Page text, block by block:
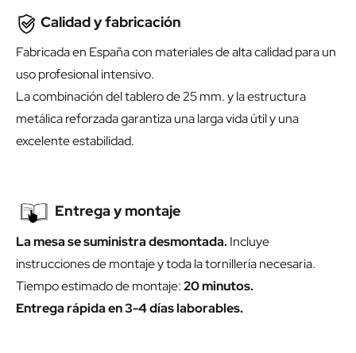
Calidad y fabricación
Fabricada en España con materiales de alta calidad para un
uso profesional intensivo.
La combinación del tablero de 25 mm. y la estructura
metálica reforzada garantiza una larga vida útil y una
excelente estabilidad.
Entrega y montaje
La mesa se suministra desmontada.Incluye
instrucciones de montaje y toda la tornillería necesaria.
Tiempo estimado de montaje:20 minutos.
Entrega rápida en 3-4 días laborables.